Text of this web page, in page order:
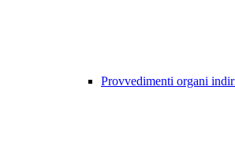
Provvedimenti organi